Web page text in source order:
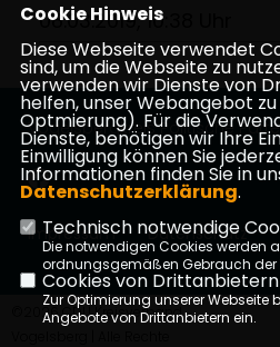
08.03.2019, 10:38 Uhr
Vogelsbergkreis Politische
Impressum Datenschutz
©2026 CDU Kreisverband
Cookie Hinweis
Diese Webseite verwendet
sind, um die Webseite zu
verwenden wir Dienste von
helfen, unser Webangebot
Optmierung). Für die
Dienste, benötigen wir Ihre
Einwilligung können Sie
Informationen finden Sie in
Datenschutzerklärung.
Technisch notwendige
Die notwendigen Cookies werden
ordnungsgemäßen Gebrauch der
Cookies von
Zur Optimierung unserer Webseite
Angebote von Drittanbietern ein.